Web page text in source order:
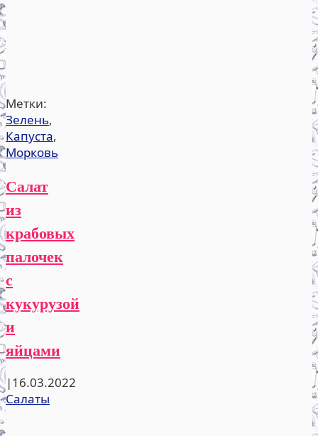
Метки:
Зелень,
Капуста,
Морковь
Салат
из
крабовых
палочек
с
кукурузой
и
яйцами
|16.03.2022
Салаты